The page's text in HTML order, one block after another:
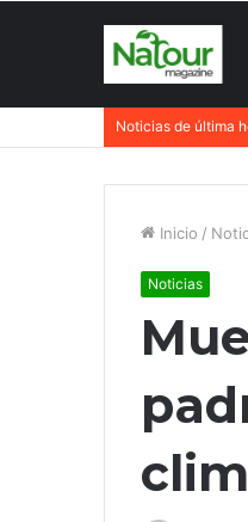
Noticias de última
Inicio /
Noticias